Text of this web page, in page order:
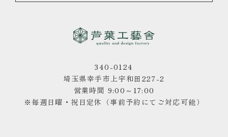
340-0124
埼玉県幸手市上宇和田227-2
営業時間 9:00～17:00
※毎週日曜・祝日定休（事前予約にてご対応可能）